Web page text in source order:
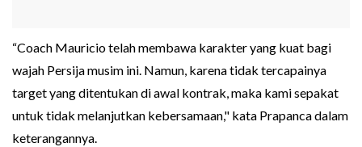
“Coach Mauricio telah membawa karakter yang kuat bagi
wajah Persija musim ini. Namun, karena tidak tercapainya
target yang ditentukan di awal kontrak, maka kami sepakat
untuk tidak melanjutkan kebersamaan," kata Prapanca dalam
keterangannya.